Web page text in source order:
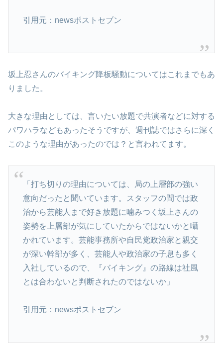
引用元：newsポストセブン
坂上忍さんのバイキング降板騒動についてはこれまでもあ
りました。
大きな理由としては、言いたい放題で共演者などに対する
パワハラなどもあったそうですが、週刊誌ではさらに深く
このような理由があったのでは？と言われてます。
「打ち切りの理由については、局の上層部の強い
意向だったと聞いています。スタッフの間では政
治から芸能人まで好き放題に噛みつく坂上さんの
姿勢を上層部が気にしていたからではないかと囁
かれています。芸能事務所や自民党政治家と親交
が深い幹部が多く、芸能人や政治家の子息も多く
入社しているので、『バイキング』の路線は社風
とは合わないと判断されたのではないか」
引用元：newsポストセブン